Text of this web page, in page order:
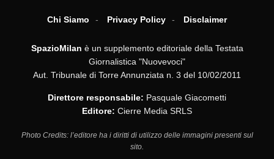
Chi Siamo Privacy Policy Disclaimer
SpazioMilan è un supplemento editoriale della Testata
Giornalistica "Nuovevoci"
Aut. Tribunale di Torre Annunziata n. 3 del 10/02/2011
Direttore responsabile: Pasquale Giacometti
Editore: Cierre Media SRLS
Photo Credits: l’editore ha i diritti di utilizzo delle immagini presenti sul
sito.